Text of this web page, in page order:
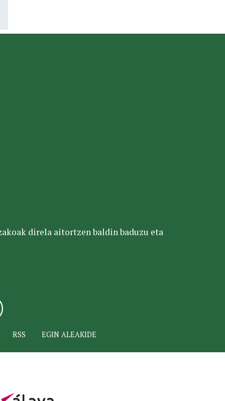
direla aitortzen baldin baduzu eta
RSS EGIN ALEAKIDE